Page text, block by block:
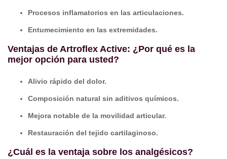
Procesos inflamatorios en las articulaciones.
Entumecimiento en las extremidades.
Ventajas de Artroflex Active: ¿Por qué es la
mejor opción para usted?
Alivio rápido del dolor.
Composición natural sin aditivos químicos.
Mejora notable de la movilidad articular.
Restauración del tejido cartilaginoso.
¿Cuál es la ventaja sobre los analgésicos?